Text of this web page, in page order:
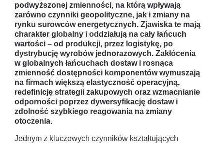
podwyższonej zmienności, na którą wpływają
zarówno czynniki geopolityczne, jak i zmiany na
rynku surowców energetycznych. Zjawiska te mają
charakter globalny i oddziałują na cały łańcuch
wartości – od produkcji, przez logistykę, po
dystrybucję wyrobów jednorazowych. Zakłócenia
w globalnych łańcuchach dostaw i rosnąca
zmienność dostępności komponentów wymuszają
na firmach większą elastyczność operacyjną,
redefinicję strategii zakupowych oraz wzmacnianie
odporności poprzez dywersyfikację dostaw i
zdolność szybkiego reagowania na zmiany
otoczenia.
Jednym z kluczowych czynników kształtujących